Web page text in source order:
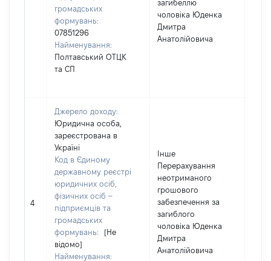
громадських
формувань:
07851296
Найменування:
Полтавський ОТЦК
та СП
загибеллю
чоловіка Юденка
Дмитра
Анатолійовича
4
Джерело доходу:
Юридична особа,
зареєстрована в
Україні
Код в Єдиному
державному реєстрі
юридичних осіб,
фізичних осіб –
підприємців та
громадських
формувань:
[Не
відомо]
Найменування:
Інше
Перерахування
неотриманого
грошового
забезпечення за
загиблого
чоловіка Юденка
Дмитра
Анатолійовича